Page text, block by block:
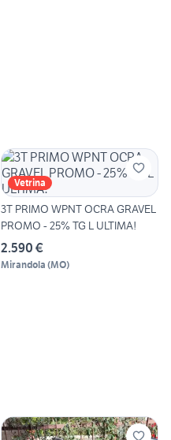
Vetrina
3T PRIMO WPNT OCRA GRAVEL
PROMO - 25% TG L ULTIMA!
2.590 €
Mirandola (MO)